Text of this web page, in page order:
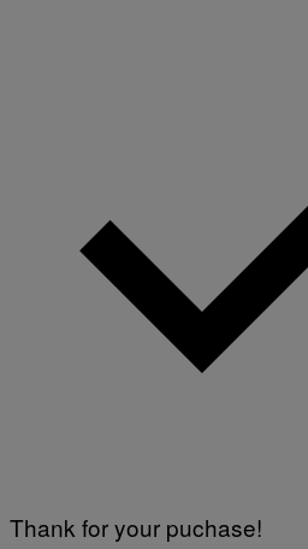
Thank for your puchase!